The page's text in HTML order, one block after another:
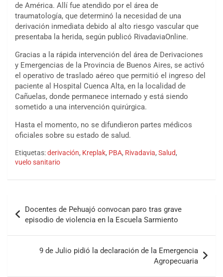
de América. Allí fue atendido por el área de
traumatología, que determinó la necesidad de una
derivación inmediata debido al alto riesgo vascular que
presentaba la herida, según publicó RivadaviaOnline.
Gracias a la rápida intervención del área de Derivaciones
y Emergencias de la Provincia de Buenos Aires, se activó
el operativo de traslado aéreo que permitió el ingreso del
paciente al Hospital Cuenca Alta, en la localidad de
Cañuelas, donde permanece internado y está siendo
sometido a una intervención quirúrgica.
Hasta el momento, no se difundieron partes médicos
oficiales sobre su estado de salud.
Etiquetas:derivación, Kreplak, PBA, Rivadavia, Salud,
vuelo sanitario
Docentes de Pehuajó convocan paro tras grave
episodio de violencia en la Escuela Sarmiento
9 de Julio pidió la declaración de la Emergencia
Agropecuaria